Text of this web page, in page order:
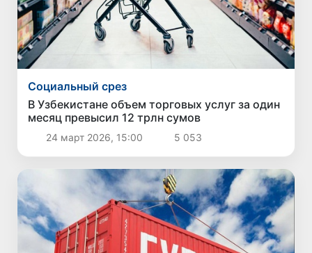
Социальный срез
В Узбекистане объем торговых услуг за один
месяц превысил 12 трлн сумов
24 март 2026, 15:00 5 053